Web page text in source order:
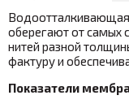
Водоотталкивающая
оберегают от самых
нитей разной
фактуру и
Показатели